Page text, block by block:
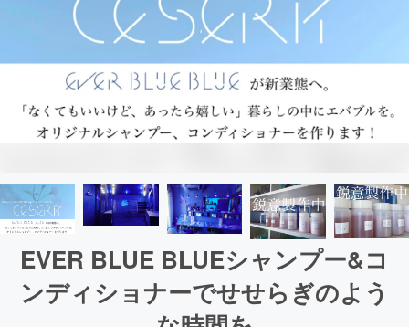
EVER BLUE BLUEシャンプー&コ
ンディショナーでせせらぎのよう